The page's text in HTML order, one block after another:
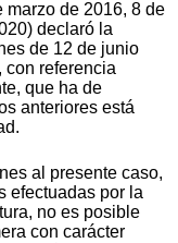
marzo de 2016, 8 de
declaró la
de 12 de junio
con referencia
que ha de
anteriores está
al presente caso,
efectuadas por la
no es posible
con carácter